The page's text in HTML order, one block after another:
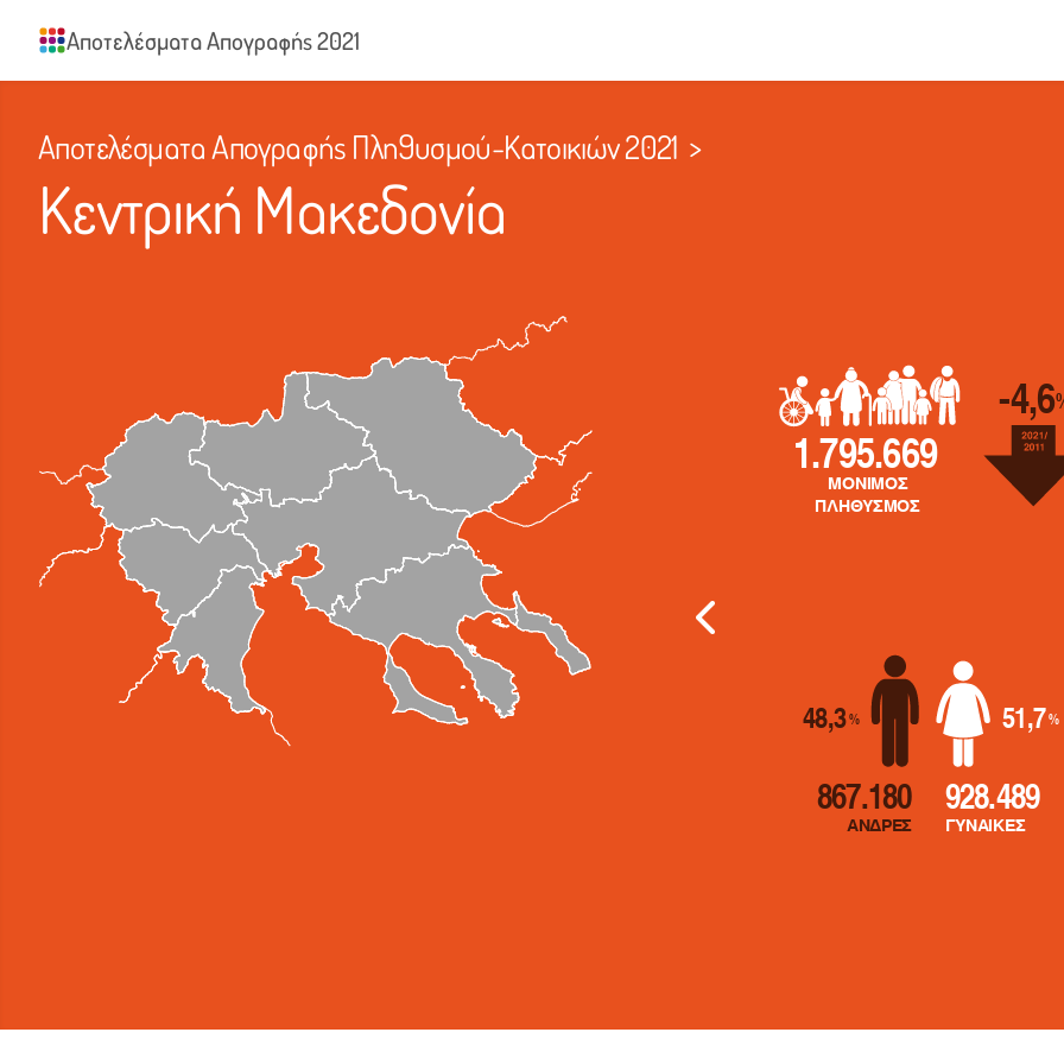
Αποτελέσματα Απογραφής 2021
Αποτελέσματα Απογραφής Πληθυσμού-Κατοικιών 2021 >
Κεντρική Μακεδονία
Επόμενα
1.795.669
ΜΟΝΙΜΟΣ
ΠΛΗΘΥΣΜΟΣ
-4,6
ΑΝΔΡΕΣ ΓΥΝΑΙΚΕΣ
867.180 928.489
48,3% 51,7%